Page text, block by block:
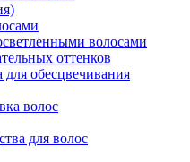
волосами
оттенков
обесцвечивания
волос
для волос